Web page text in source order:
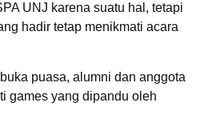
UNJ karena suatu hal, tetapi
hadir tetap menikmati acara
puasa, alumni dan anggota
games yang dipandu oleh